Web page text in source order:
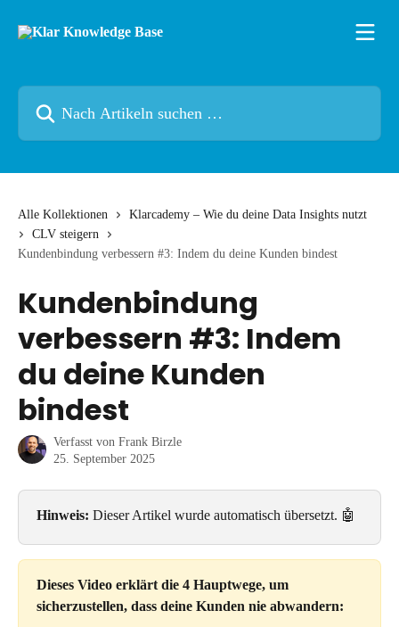
Alle Kollektionen
Klarcademy – Wie du deine Data Insights nutzt
CLV steigern
Kundenbindung verbessern #3: Indem du deine Kunden bindest
Kundenbindung
verbessern #3: Indem
du deine Kunden
bindest
Verfasst von Frank Birzle
25. September 2025
Hinweis: Dieser Artikel wurde automatisch übersetzt. 🤖
Dieses Video erklärt die 4 Hauptwege, um
sicherzustellen, dass deine Kunden nie abwandern: